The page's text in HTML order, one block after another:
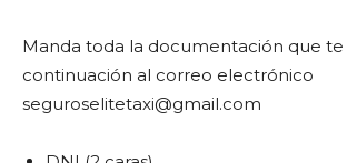
Manda toda la documentación que
continuación al correo electrónico
seguroselitetaxi@gmail.com